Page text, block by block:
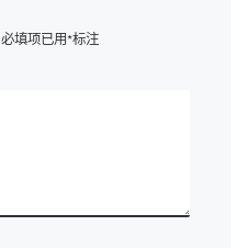
必填项已用*标注